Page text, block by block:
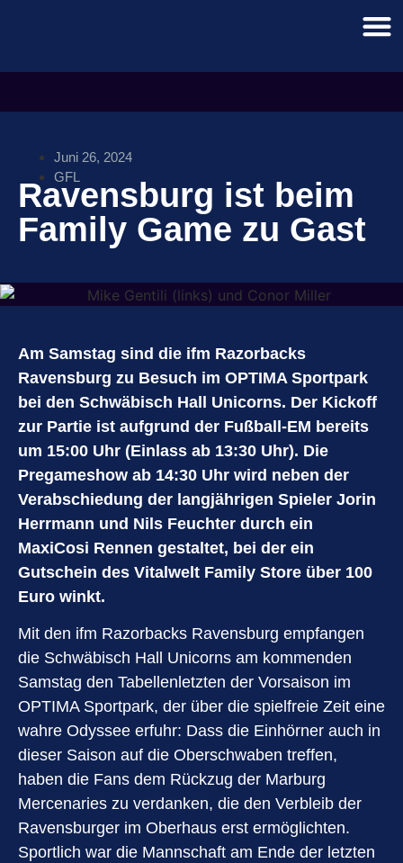
Juni 26, 2024
GFL
Ravensburg ist beim
Family Game zu Gast
Am Samstag sind die ifm Razorbacks
Ravensburg zu Besuch im OPTIMA Sportpark
bei den Schwäbisch Hall Unicorns. Der Kickoff
zur Partie ist aufgrund der Fußball-EM bereits
um 15:00 Uhr (Einlass ab 13:30 Uhr). Die
Pregameshow ab 14:30 Uhr wird neben der
Verabschiedung der langjährigen Spieler Jorin
Herrmann und Nils Feuchter durch ein
MaxiCosi Rennen gestaltet, bei der ein
Gutschein des Vitalwelt Family Store über 100
Euro winkt.
Mit den ifm Razorbacks Ravensburg empfangen
die Schwäbisch Hall Unicorns am kommenden
Samstag den Tabellenletzten der Vorsaison im
OPTIMA Sportpark, der über die spielfreie Zeit eine
wahre Odyssee erfuhr: Dass die Einhörner auch in
dieser Saison auf die Oberschwaben treffen,
haben die Fans dem Rückzug der Marburg
Mercenaries zu verdanken, die den Verbleib der
Ravensburger im Oberhaus erst ermöglichten.
Sportlich war die Mannschaft am Ende der letzten